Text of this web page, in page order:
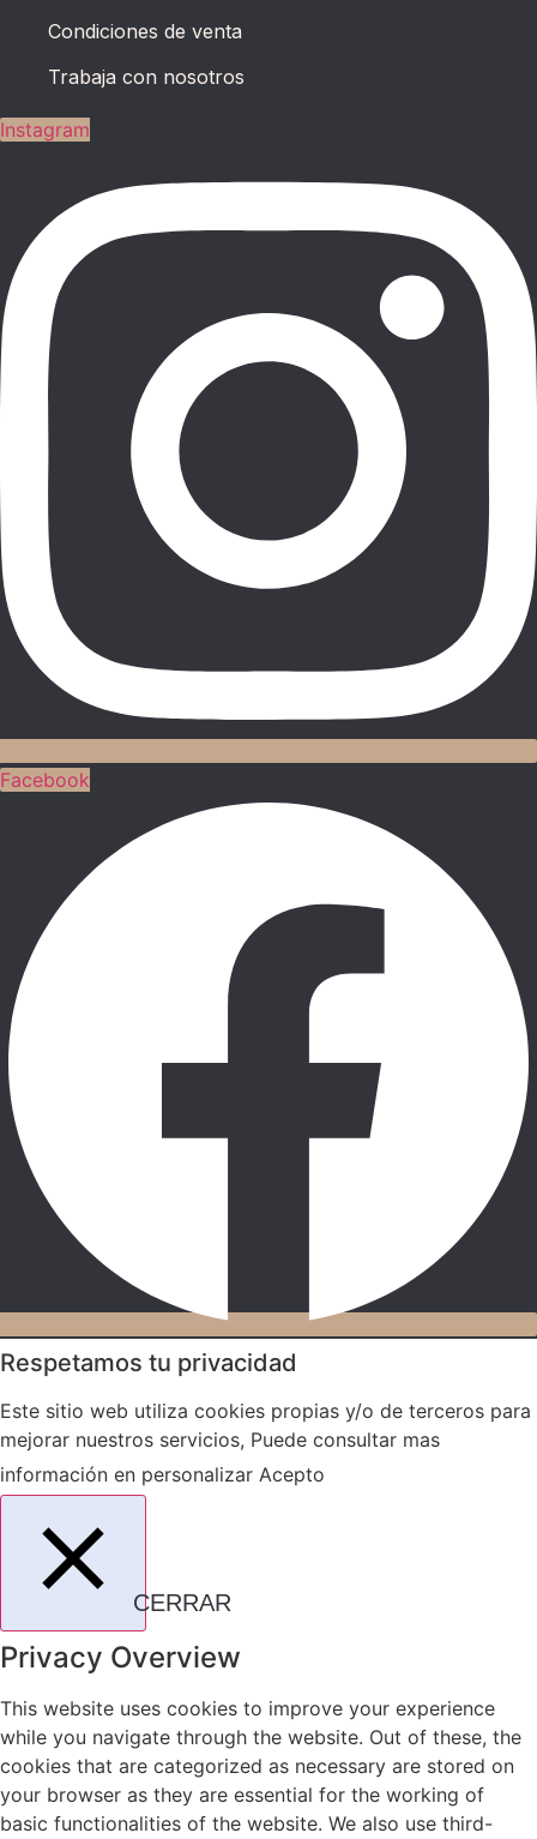
Condiciones de venta
Trabaja con nosotros
Instagram
Facebook
Respetamos tu privacidad
Este sitio web utiliza cookies propias y/o de terceros para
mejorar nuestros servicios, Puede consultar mas
información en personalizar Acepto
CERRAR
Privacy Overview
This website uses cookies to improve your experience
while you navigate through the website. Out of these, the
cookies that are categorized as necessary are stored on
your browser as they are essential for the working of
basic functionalities of the website. We also use third-